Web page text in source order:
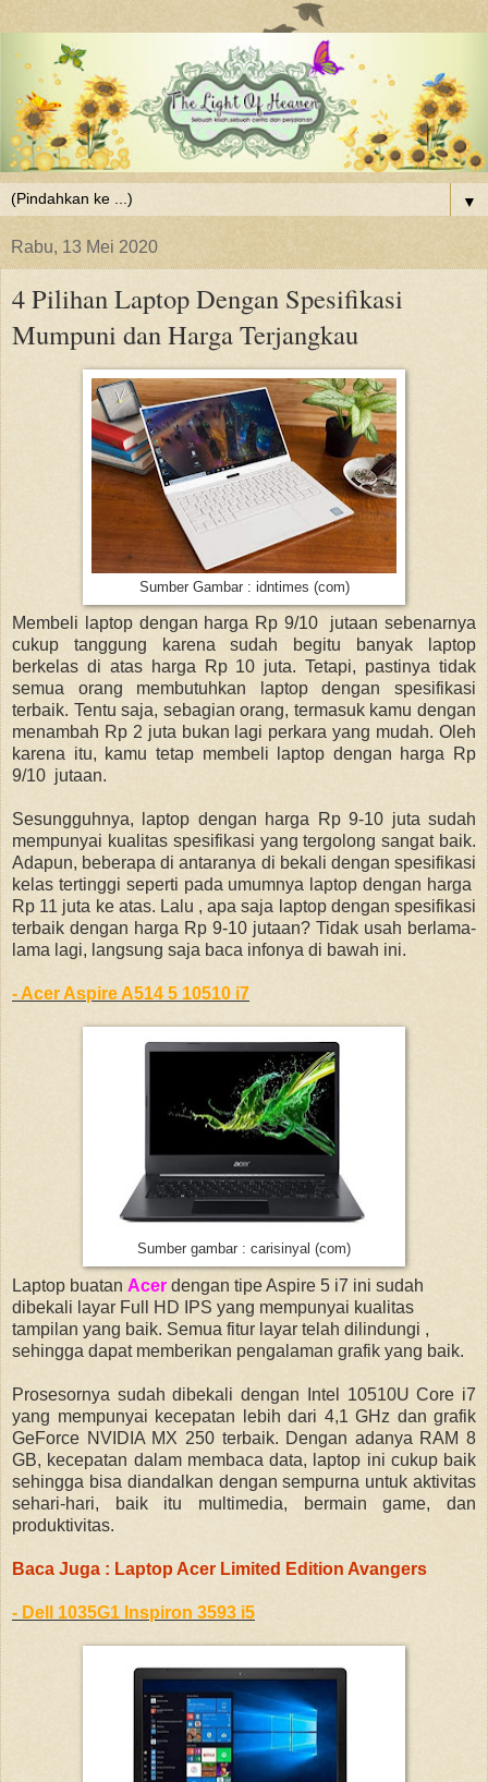
▼
Rabu, 13 Mei 2020
4 Pilihan Laptop Dengan Spesifikasi
Mumpuni dan Harga Terjangkau
Sumber Gambar : idntimes (com)
Membeli laptop dengan harga Rp 9/10 jutaan sebenarnya
cukup tanggung karena sudah begitu banyak laptop
berkelas di atas harga Rp 10 juta. Tetapi, pastinya tidak
semua orang membutuhkan laptop dengan spesifikasi
terbaik. Tentu saja, sebagian orang, termasuk kamu dengan
menambah Rp 2 juta bukan lagi perkara yang mudah. Oleh
karena itu, kamu tetap membeli laptop dengan harga Rp
9/10 jutaan.
Sesungguhnya, laptop dengan harga Rp 9-10 juta sudah
mempunyai kualitas spesifikasi yang tergolong sangat baik.
Adapun, beberapa di antaranya di bekali dengan spesifikasi
kelas tertinggi seperti pada umumnya laptop dengan harga
Rp 11 juta ke atas. Lalu , apa saja laptop dengan spesifikasi
terbaik dengan harga Rp 9-10 jutaan? Tidak usah berlama-
lama lagi, langsung saja baca infonya di bawah ini.
- Acer Aspire A514 5 10510 i7
Sumber gambar : carisinyal (com)
Laptop buatan Acer dengan tipe Aspire 5 i7 ini sudah
dibekali layar Full HD IPS yang mempunyai kualitas
tampilan yang baik. Semua fitur layar telah dilindungi ,
sehingga dapat memberikan pengalaman grafik yang baik.
Prosesornya sudah dibekali dengan Intel 10510U Core i7
yang mempunyai kecepatan lebih dari 4,1 GHz dan grafik
GeForce NVIDIA MX 250 terbaik. Dengan adanya RAM 8
GB, kecepatan dalam membaca data, laptop ini cukup baik
sehingga bisa diandalkan dengan sempurna untuk aktivitas
sehari-hari, baik itu multimedia, bermain game, dan
produktivitas.
Baca Juga : Laptop Acer Limited Edition Avangers
- Dell 1035G1 Inspiron 3593 i5